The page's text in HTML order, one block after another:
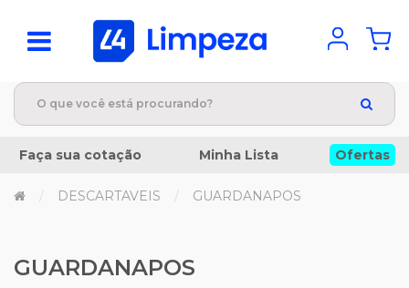
Faça sua cotação Minha Lista Ofertas
DESCARTAVEIS GUARDANAPOS
GUARDANAPOS